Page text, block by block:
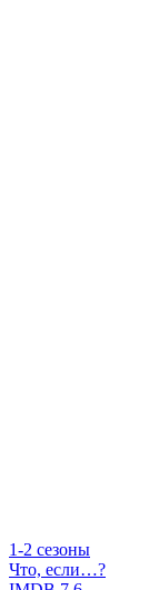
1-2 сезоны
Что, если…?